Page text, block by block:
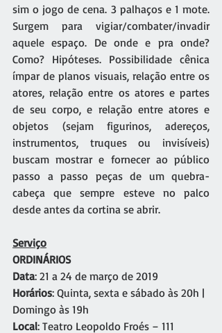
sim o jogo de cena. 3 palhaços e 1 mote.
Surgem para vigiar/combater/invadir
aquele espaço. De onde e pra onde?
Como? Hipóteses. Possibilidade cênica
ímpar de planos visuais, relação entre os
atores, relação entre os atores e partes
de seu corpo, e relação entre atores e
objetos (sejam figurinos, adereços,
instrumentos, truques ou invisíveis)
buscam mostrar e fornecer ao público
passo a passo peças de um quebra-
cabeça que sempre esteve no palco
desde antes da cortina se abrir.
Serviço
ORDINÁRIOS
Data: 21 a 24 de março de 2019
Horários: Quinta, sexta e sábado às 20h |
Domingo às 19h
Local: Teatro Leopoldo Froés – 111